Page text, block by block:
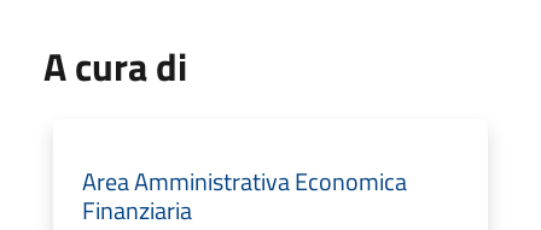
A cura di
Area Amministrativa Economica
Finanziaria